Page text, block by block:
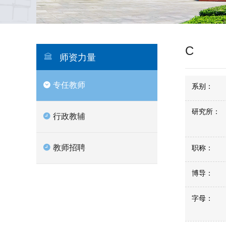
师资力量
专任教师
行政教辅
教师招聘
C
系别：
研究所：
职称：
博导：
字母：